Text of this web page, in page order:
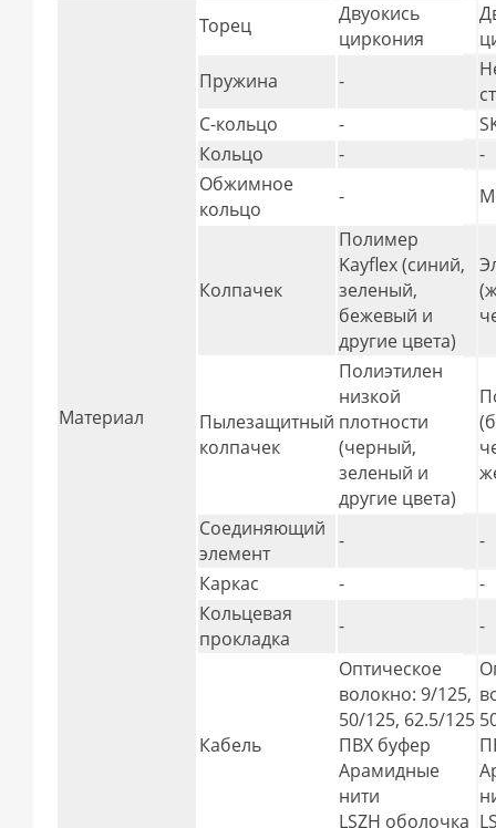
Материал
Торец
Двуокись
циркония
Пружина
-
С-кольцо
-
Кольцо
-
-
Обжимное
кольцо
-
Колпачек
Полимер
Kayflex (синий,
зеленый,
бежевый и
другие цвета)
Пылезащитный
колпачек
Полиэтилен
низкой
плотности
(черный,
зеленый и
другие цвета)
Соединяющий
элемент
-
-
Каркас
-
-
Кольцевая
прокладка
- -
Кабель
Оптическое
волокно: 9/125,
50/125, 62.5/125
ПВХ буфер
Арамидные
нити
LSZH оболочка